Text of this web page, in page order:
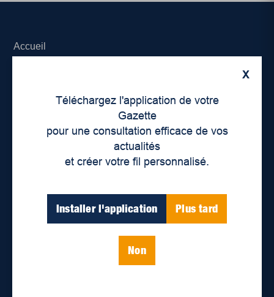
X
Téléchargez l'application de votre
Gazette
pour une consultation efficace de vos
actualités
et créer votre fil personnalisé.
Installer l'application Plus tard
Non
Accueil
Déontologie et confidentialité
Devenir partenaire
Lieux de distribution
Nous joindre
Parutions numériques